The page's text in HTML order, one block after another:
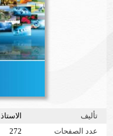
تأليف
عدد الصفحات
272